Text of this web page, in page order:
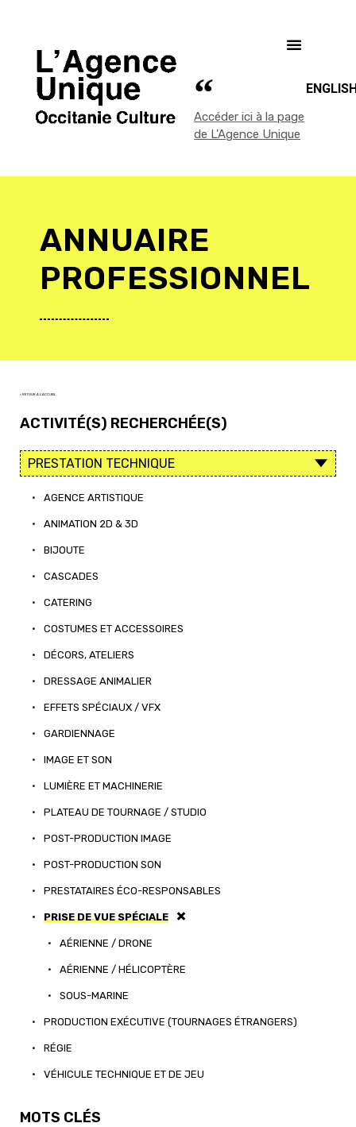
Accéder ici à la page
de L'Agence Unique
ANNUAIRE
PROFESSIONNEL
< RETOUR À L'ACCUEIL
ACTIVITÉ(S) RECHERCHÉE(S)
• AGENCE ARTISTIQUE
• ANIMATION 2D & 3D
• BIJOUTE
• CASCADES
• CATERING
• COSTUMES ET ACCESSOIRES
• DÉCORS, ATELIERS
• DRESSAGE ANIMALIER
• EFFETS SPÉCIAUX / VFX
• GARDIENNAGE
• IMAGE ET SON
• LUMIÈRE ET MACHINERIE
• PLATEAU DE TOURNAGE / STUDIO
• POST-PRODUCTION IMAGE
• POST-PRODUCTION SON
• PRESTATAIRES ÉCO-RESPONSABLES
• PRISE DE VUE SPÉCIALE
• AÉRIENNE / DRONE
• AÉRIENNE / HÉLICOPTÈRE
• SOUS-MARINE
• PRODUCTION EXÉCUTIVE (TOURNAGES ÉTRANGERS)
• RÉGIE
• VÉHICULE TECHNIQUE ET DE JEU
MOTS CLÉS